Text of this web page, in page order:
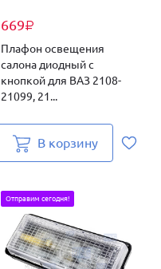
669₽
Плафон освещения
салона диодный с
кнопкой для ВАЗ 2108-
21099, 21...
В корзину
Отправим сегодня!